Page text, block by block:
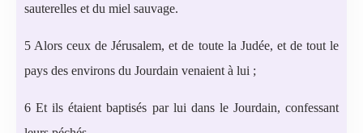
sauterelles et du miel sauvage.
5 Alors ceux de Jérusalem, et de toute la Judée, et de tout le
pays des environs du Jourdain venaient à lui ;
6 Et ils étaient baptisés par lui dans le Jourdain, confessant